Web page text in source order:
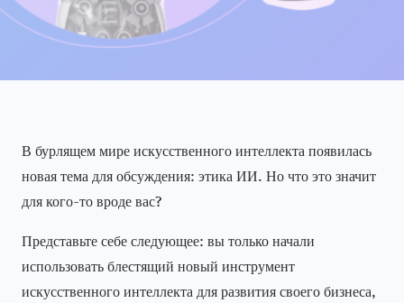
В бурлящем мире искусственного интеллекта появилась
новая тема для обсуждения: этика ИИ. Но что это значит
для кого-то вроде вас?
Представьте себе следующее: вы только начали
использовать блестящий новый инструмент
искусственного интеллекта для развития своего бизнеса,